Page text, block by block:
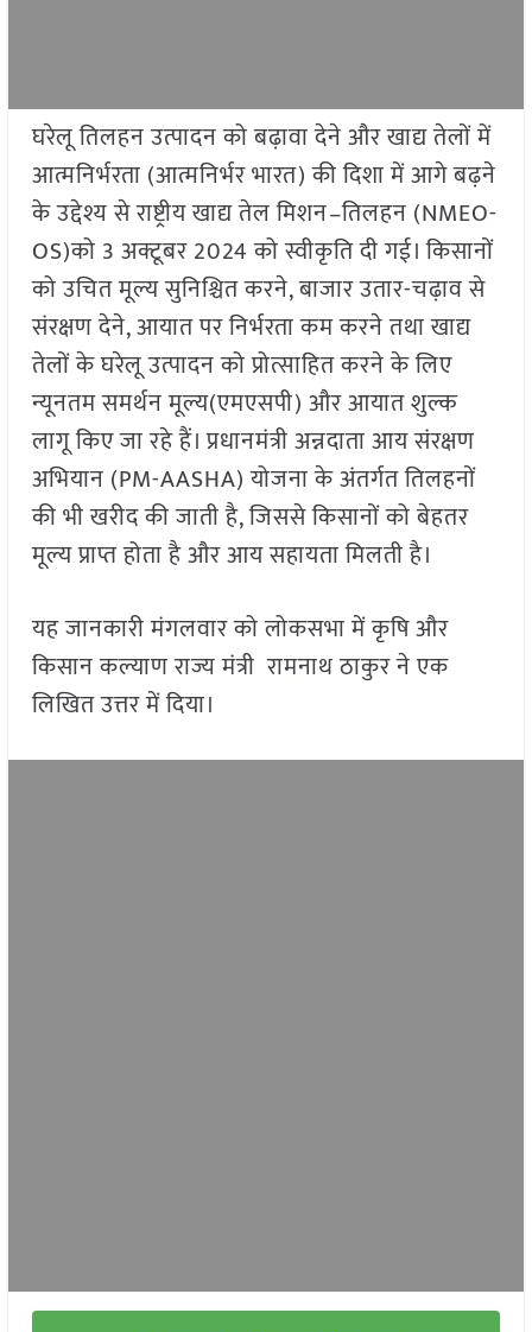
घरेलू तिलहन उत्पादन को बढ़ावा देने और खाद्य तेलों में
आत्मनिर्भरता (आत्मनिर्भर भारत) की दिशा में आगे बढ़ने
के उद्देश्य से राष्ट्रीय खाद्य तेल मिशन–तिलहन (NMEO-
OS)को 3 अक्टूबर 2024 को स्वीकृति दी गई। किसानों
को उचित मूल्य सुनिश्चित करने, बाजार उतार-चढ़ाव से
संरक्षण देने, आयात पर निर्भरता कम करने तथा खाद्य
तेलों के घरेलू उत्पादन को प्रोत्साहित करने के लिए
न्यूनतम समर्थन मूल्य(एमएसपी) और आयात शुल्क
लागू किए जा रहे हैं। प्रधानमंत्री अन्नदाता आय संरक्षण
अभियान (PM-AASHA) योजना के अंतर्गत तिलहनों
की भी खरीद की जाती है, जिससे किसानों को बेहतर
मूल्य प्राप्त होता है और आय सहायता मिलती है।
यह जानकारी मंगलवार को लोकसभा में कृषि और
किसान कल्याण राज्य मंत्री रामनाथ ठाकुर ने एक
लिखित उत्तर में दिया।